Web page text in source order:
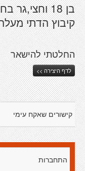
בן 18
קיבוץ הדתי
החלטתי להישאר
לדף היצירה >>
קישורים שאקח עימי
התחברות